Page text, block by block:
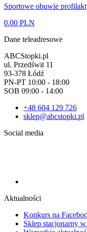
Sportowe obuwie
0.00 PLN
Dane teleadresowe
ABCStopki.pl
ul. Przedświt 11
93-378 Łódź
PN-PT 10:00 - 18:00
SOB 09:00 - 14:00
+48 604 129 726
sklep@abcstopki.pl
Social media
Aktualności
Konkurs na
Sklep stacjonarny